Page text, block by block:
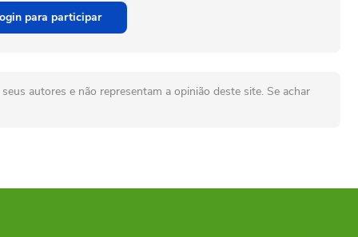
para participar
autores e não representam a opinião deste site. Se achar